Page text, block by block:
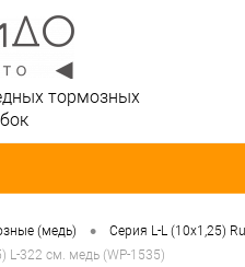
тормозных
(медь) • Серия L-L (10х1,25)
L-322 см. медь (WP-1535)